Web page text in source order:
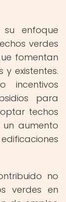
enfoque
verdes
fomentan
y existentes.
incentivos
para
techos
aumento
no
verdes en